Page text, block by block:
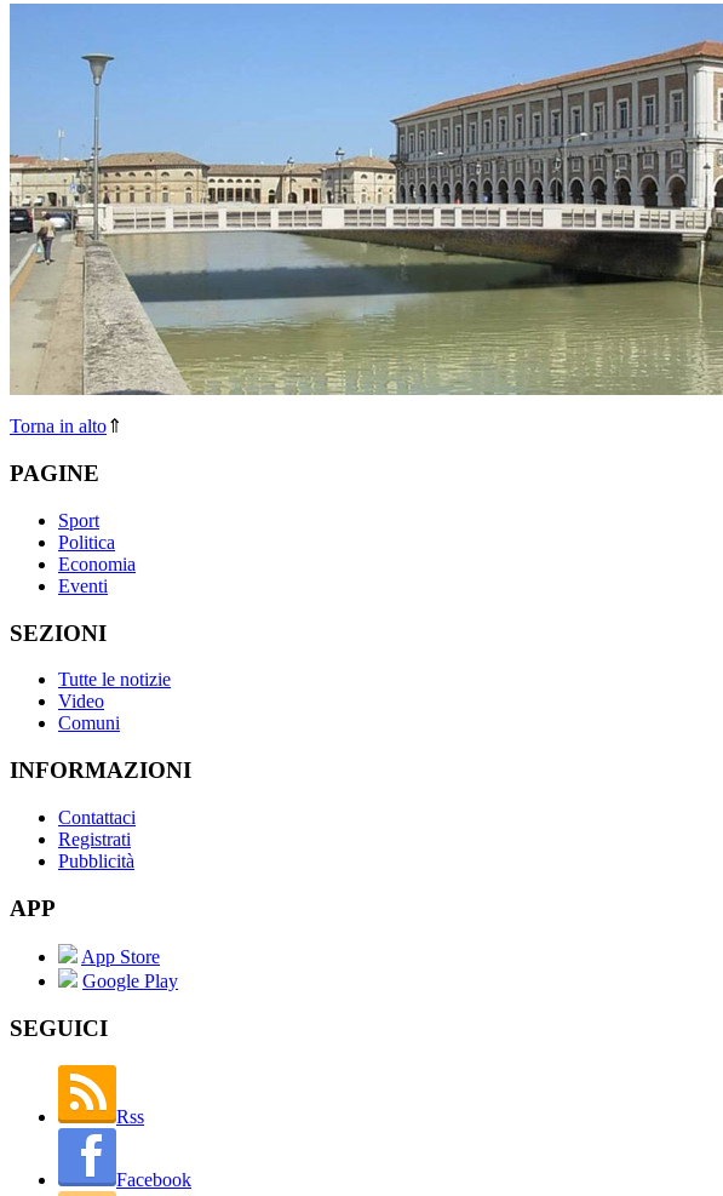
Torna in alto⇑
PAGINE
Sport
Politica
Economia
Eventi
SEZIONI
Tutte le notizie
Video
Comuni
INFORMAZIONI
Contattaci
Registrati
Pubblicità
APP
App Store
Google Play
SEGUICI
Rss
Facebook